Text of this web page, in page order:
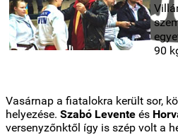
90
Vasárnap a fiatalokra került sor,
helyezése. Szabó Levente és
versenyzőnktől így is szép volt a